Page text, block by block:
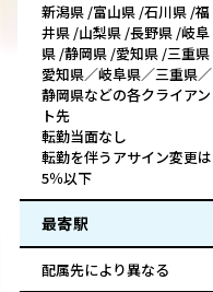
新潟県 /富山県 /石川県 /福
井県 /山梨県 /長野県 /岐阜
県 /静岡県 /愛知県 /三重県
愛知県／岐阜県／三重県／
静岡県などの各クライアン
ト先
転勤当面なし
転勤を伴うアサイン変更は
5％以下
最寄駅
配属先により異なる